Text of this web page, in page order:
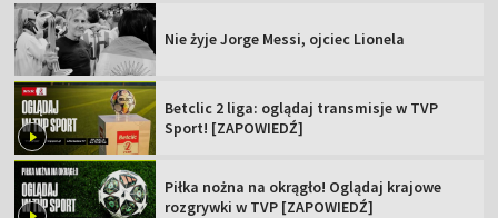
Nie żyje Jorge Messi, ojciec Lionela
Betclic 2 liga: oglądaj transmisje w TVP
Sport! [ZAPOWIEDŹ]
Piłka nożna na okrągło! Oglądaj krajowe
rozgrywki w TVP [ZAPOWIEDŹ]